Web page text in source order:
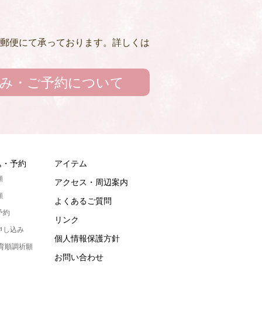
便にて承っております。詳しくは
・ご予約について
予約
約
し込み
順調祈願
アイテム
アクセス・周辺案内
よくあるご質問
リンク
個人情報保護方針
お問い合わせ